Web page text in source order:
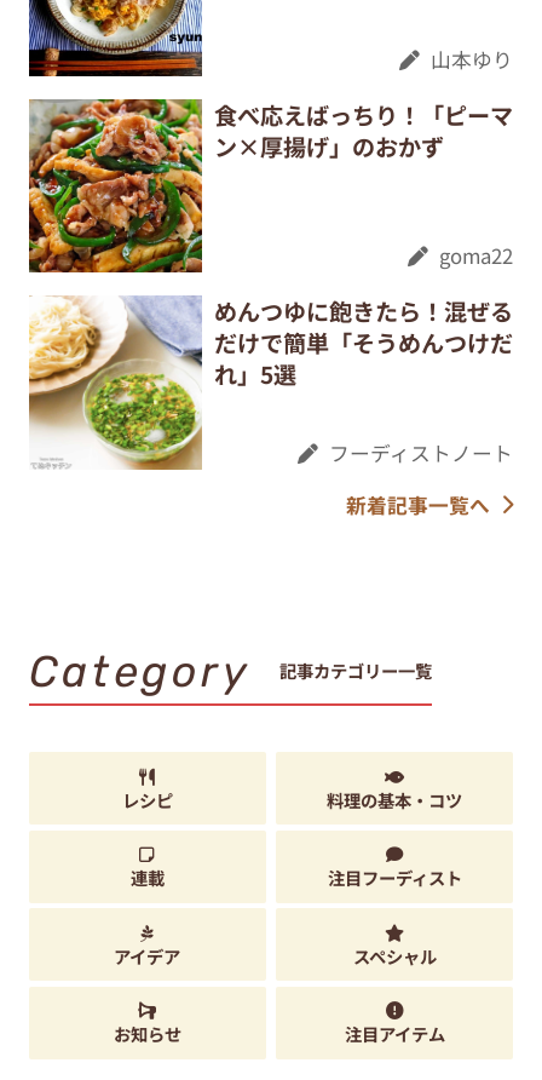
山本ゆり
食べ応えばっちり！「ピーマ
ン×厚揚げ」のおかず
goma22
めんつゆに飽きたら！混ぜる
だけで簡単「そうめんつけだ
れ」5選
フーディストノート
新着記事一覧へ
Category 記事カテゴリー一覧
レシピ 料理の基本・コツ
連載 注目フーディスト
アイデア スペシャル
お知らせ 注目アイテム